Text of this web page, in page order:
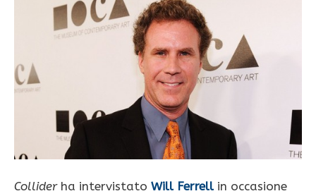
Colliderha intervistato Will Ferrellin occasione